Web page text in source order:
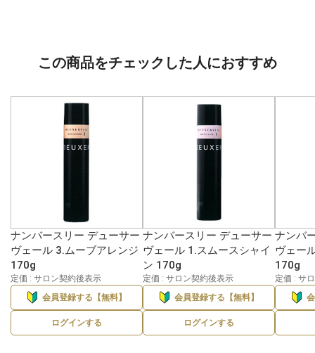
この商品をチェックした人におすすめ
ナンバースリー デューサー
ヴェール 3.ムーブアレンジ
170g
定価 : サロン契約後表示
会員登録する【無料】
ログインする
ナンバースリー デューサー
ヴェール 1.スムースシャイ
ン 170g
定価 : サロン契約後表示
会員登録する【無料】
ログインする
ナンバ
ヴェー
170g
定価 : サ